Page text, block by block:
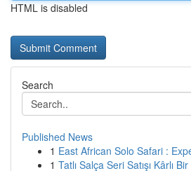
HTML is disabled
Search
Published News
1 East African Solo Safari :
1 Tatlı Salça Seri Satışı Kârlı Bir